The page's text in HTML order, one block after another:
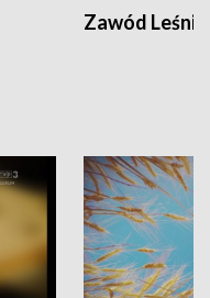
Zawód Leśnik